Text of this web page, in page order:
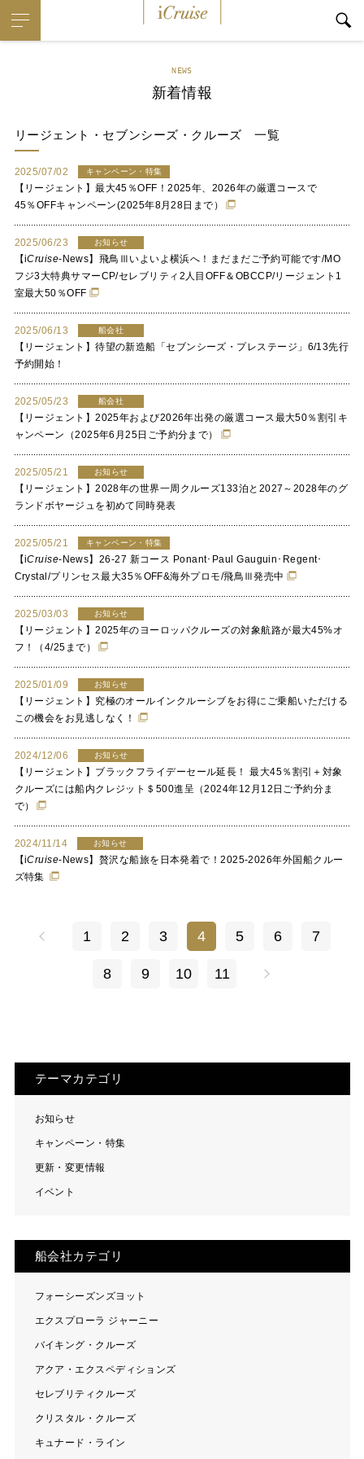
NEWS
新着情報
リージェント・セブンシーズ・クルーズ一覧
2025/07/02 キャンペーン・特集
【リージェント】最大45％OFF！2025年、2026年の厳選コースで
45％OFFキャンペーン(2025年8月28日まで）
2025/06/23 お知らせ
【iCruise-News】飛鳥Ⅲいよいよ横浜へ！まだまだご予約可能です/MO
フジ3大特典サマーCP/セレブリティ2人目OFF＆OBCCP/リージェント1
室最大50％OFF
2025/06/13 船会社
【リージェント】待望の新造船「セブンシーズ・プレステージ」6/13先行
予約開始！
2025/05/23 船会社
【リージェント】2025年および2026年出発の厳選コース最大50％割引キ
ャンペーン（2025年6月25日ご予約分まで）
2025/05/21 お知らせ
【リージェント】2028年の世界一周クルーズ133泊と2027～2028年のグ
ランドボヤージュを初めて同時発表
2025/05/21 キャンペーン・特集
【iCruise-News】26-27 新コース Ponant･Paul Gauguin･Regent･
Crystal/プリンセス最大35％OFF&海外プロモ/飛鳥Ⅲ発売中
2025/03/03 お知らせ
【リージェント】2025年のヨーロッパクルーズの対象航路が最大45%オ
フ！（4/25まで）
2025/01/09 お知らせ
【リージェント】究極のオールインクルーシブをお得にご乗船いただける
この機会をお見逃しなく！
2024/12/06 お知らせ
【リージェント】ブラックフライデーセール延長！ 最大45％割引＋対象
クルーズには船内クレジット＄500進呈（2024年12月12日ご予約分ま
で）
2024/11/14 お知らせ
【iCruise-News】贅沢な船旅を日本発着で！2025-2026年外国船クルー
ズ特集
1 2 3 4 5 6 7
8 9 10 11
テーマカテゴリ
お知らせ
キャンペーン・特集
更新・変更情報
イベント
船会社カテゴリ
フォーシーズンズヨット
エクスプローラ ジャーニー
バイキング・クルーズ
アクア・エクスペディションズ
セレブリティクルーズ
クリスタル・クルーズ
キュナード・ライン